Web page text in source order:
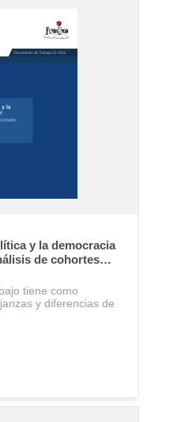
y la democracia
de cohortes
tiene como
y diferencias de